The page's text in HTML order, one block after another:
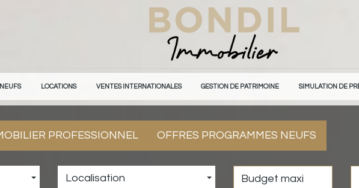
NEUFS LOCATIONS VENTES INTERNATIONALES GESTION DE PATRIMOINE SIMULATION DE
PROFESSIONNEL OFFRES PROGRAMMES NEUFS
Localisation